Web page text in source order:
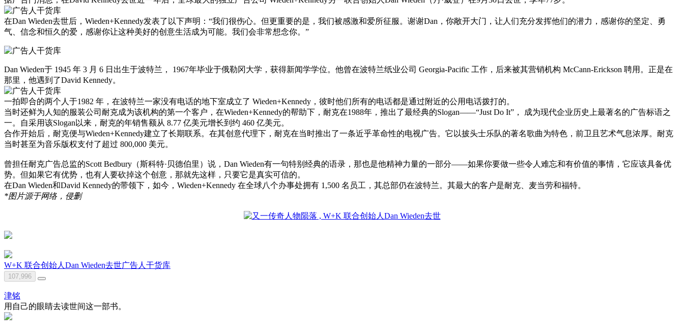
在Dan Wieden去世后，Wieden+Kennedy发表了以下声明：“我们很伤心。但更重要的是，我们被感激和爱所征服。谢谢Dan，你敞开大门，让人们充分发挥他们的潜力，感谢你的坚定、勇
气、信念和恒久的爱，感谢你让这种美好的创意生活成为可能。我们会非常想念你。”
Dan Wieden于 1945 年 3 月 6 日出生于波特兰， 1967年毕业于俄勒冈大学，获得新闻学学位。他曾在波特兰纸业公司 Georgia-Pacific 工作，后来被其营销机构 McCann-Erickson 聘用。正是在
那里，他遇到了David Kennedy。
一拍即合的两个人于1982 年，在波特兰一家没有电话的地下室成立了 Wieden+Kennedy，彼时他们所有的电话都是通过附近的公用电话拨打的。
当时还鲜为人知的服装公司耐克成为该机构的第一个客户，在Wieden+Kennedy的帮助下，耐克在1988年，推出了最经典的Slogan——“Just Do It”， 成为现代企业历史上最著名的广告标语之
一。自采用该Slogan以来，耐克的年销售额从 8.77 亿美元增长到约 460 亿美元。
合作开始后，耐克便与Wieden+Kennedy建立了长期联系。在其创意代理下，耐克在当时推出了一条近乎革命性的电视广告。它以披头士乐队的著名歌曲为特色，前卫且艺术气息浓厚。耐克
当时甚至为音乐版权支付了超过 800,000 美元。
曾担任耐克广告总监的Scott Bedbury（斯科特·贝德伯里）说，Dan Wieden有一句特别经典的语录，那也是他精神力量的一部分——如果你要做一些令人难忘和有价值的事情，它应该具备优
势。但如果它有优势，也有人要砍掉这个创意，那就先这样，只要它是真实可信的。
在Dan Wieden和David Kennedy的带领下，如今，Wieden+Kennedy 在全球八个办事处拥有 1,500 名员工，其总部仍在波特兰。其最大的客户是耐克、麦当劳和福特。
*图片源于网络，侵删
W+K 联合创始人Dan Wieden去世广告人干货库
107,996
津铭
用自己的眼睛去读世间这一部书。